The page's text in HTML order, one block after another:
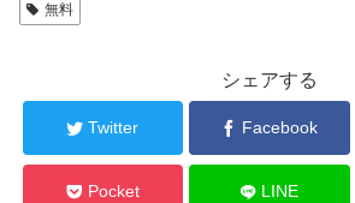
無料
シェアする
Twitter Facebook
Pocket LINE